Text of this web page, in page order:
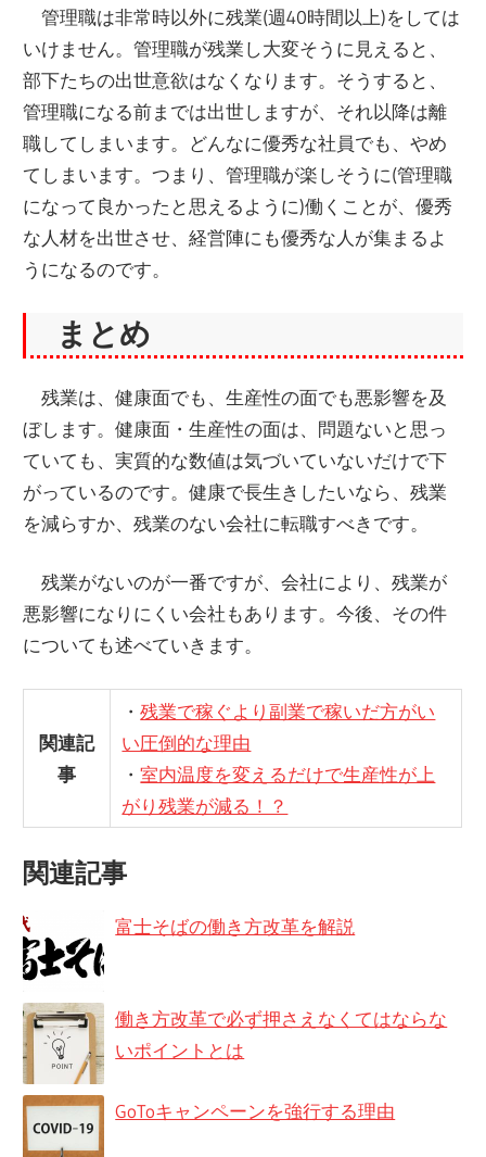
管理職は非常時以外に残業(週40時間以上)をしては
いけません。管理職が残業し大変そうに見えると、
部下たちの出世意欲はなくなります。そうすると、
管理職になる前までは出世しますが、それ以降は離
職してしまいます。どんなに優秀な社員でも、やめ
てしまいます。つまり、管理職が楽しそうに(管理職
になって良かったと思えるように)働くことが、優秀
な人材を出世させ、経営陣にも優秀な人が集まるよ
うになるのです。
まとめ
残業は、健康面でも、生産性の面でも悪影響を及
ぼします。健康面・生産性の面は、問題ないと思っ
ていても、実質的な数値は気づいていないだけで下
がっているのです。健康で長生きしたいなら、残業
を減らすか、残業のない会社に転職すべきです。
残業がないのが一番ですが、会社により、残業が
悪影響になりにくい会社もあります。今後、その件
についても述べていきます。
関連記
事
・残業で稼ぐより副業で稼いだ方がい
い圧倒的な理由
・室内温度を変えるだけで生産性が上
がり残業が減る！？
関連記事
富士そばの働き方改革を解説
働き方改革で必ず押さえなくてはならな
いポイントとは
GoToキャンペーンを強行する理由